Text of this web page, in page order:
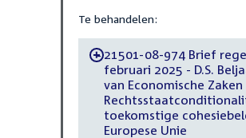
Te behandelen:
-21501-08-974 Brief
februari 2025 - D.S.
van Economische Zaken
toekomstige
Europese Unie